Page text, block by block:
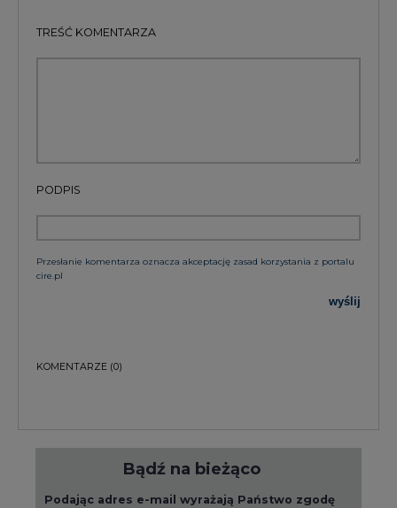
TREŚĆ KOMENTARZA
PODPIS
Przesłanie komentarza oznacza akceptację zasad korzystania z portalu
cire.pl
wyślij
KOMENTARZE (0)
Bądź na bieżąco
Podając adres e-mail wyrażają Państwo zgodę